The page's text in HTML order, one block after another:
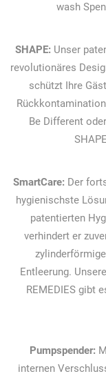
wash
SHAPE: Unser
revolutionäres
schützt Ihre
Be Different
SmartCare:Der
hygienischste
patentierten
verhindert er
Entleerung.
REMEDIES gibt
Pumpspender:
internen